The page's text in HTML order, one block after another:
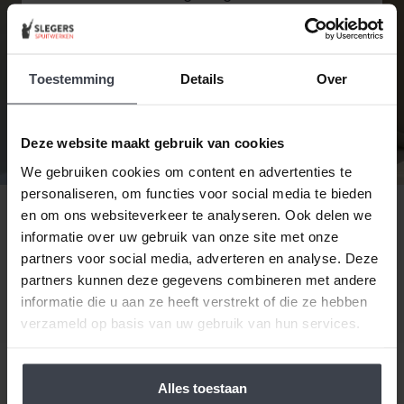
Toestemming Details Over
Deze website maakt gebruik van cookies
We gebruiken cookies om content en advertenties te
personaliseren, om functies voor social media te bieden
en om ons websiteverkeer te analyseren. Ook delen we
informatie over uw gebruik van onze site met onze
partners voor social media, adverteren en analyse. Deze
partners kunnen deze gegevens combineren met andere
informatie die u aan ze heeft verstrekt of die ze hebben
verzameld op basis van uw gebruik van hun services.
Alles toestaan
verwijderd en de inwendige hoeken worden
staat is wordt de tweede en laatste laag
aangebracht.
Contact opnemen